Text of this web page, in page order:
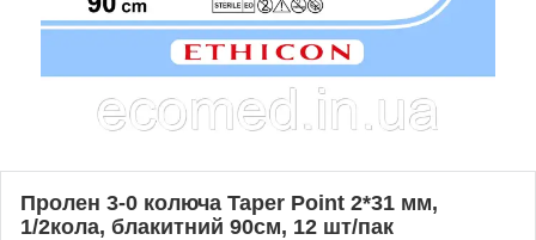
Пролен 3-0 колюча Taper Point 2*31 мм,
1/2кола, блакитний 90см, 12 шт/пак